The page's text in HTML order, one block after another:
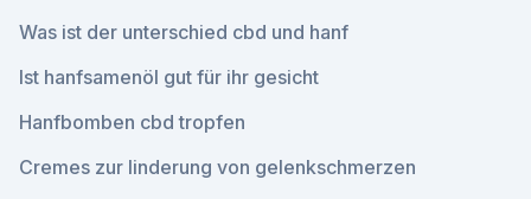
Was ist der unterschied cbd und hanf
Ist hanfsamenöl gut für ihr gesicht
Hanfbomben cbd tropfen
Cremes zur linderung von gelenkschmerzen